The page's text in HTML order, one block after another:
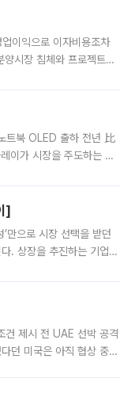
이익으로 이자비용조차
시장 침체와 프로젝트파
트북 OLED 출하 전년 比
이가 시장을 주도하는 가
]
만으로 시장 선택을 받던
. 상장을 추진하는 기업들
건 제시 전 UAE 선박 공격
던 미국은 아직 협상 중이